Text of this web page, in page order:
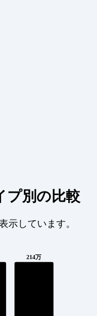
プ別の比較
示しています。
214万